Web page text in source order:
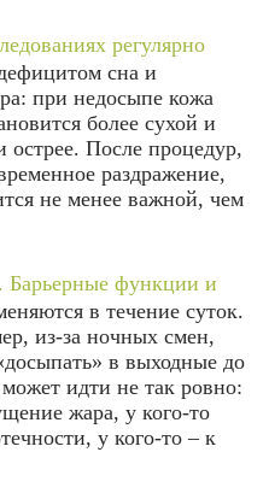
регулярно
сна и
при недосыпе кожа
более сухой и
острее. После процедур,
раздражение,
не менее важной, чем
Барьерные функции и
в течение суток.
из‑за ночных смен,
в выходные до
идти не так ровно:
жара, у кого‑то
у кого‑то – к